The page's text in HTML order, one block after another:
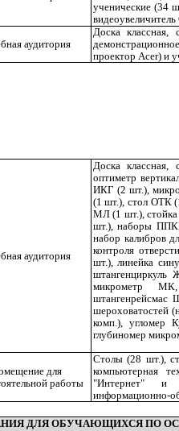
ученические (34
аудитория
Доска
проектор Acer) и
аудитория
Доска
оптиметр
ИКГ (2 шт.),
(1 шт.), стол ОТК
МЛ (1 шт.),
шт.), наборы
набор калибров
контроля
шт.), линейка
микрометр
штангенрейсмас
шероховатостей
комп.), угломер
глубиномер
для
работы
Столы (28 шт.),
компьютерная
"Интернет" и
информационно-
ДЛЯ ОБУЧАЮЩИХСЯ ПО